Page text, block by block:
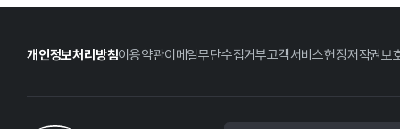
개인정보처리방침이용약관이메일무단수집거부고객서비스헌장저작권보